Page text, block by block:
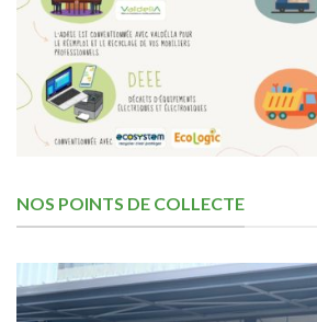
NOS POINTS DE COLLECTE